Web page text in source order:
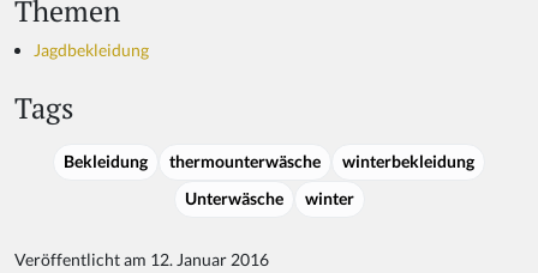
Themen
Jagdbekleidung
Tags
Bekleidung thermounterwäsche
winterbekleidung
Unterwäsche
winter
Veröffentlicht am 12. Januar 2016